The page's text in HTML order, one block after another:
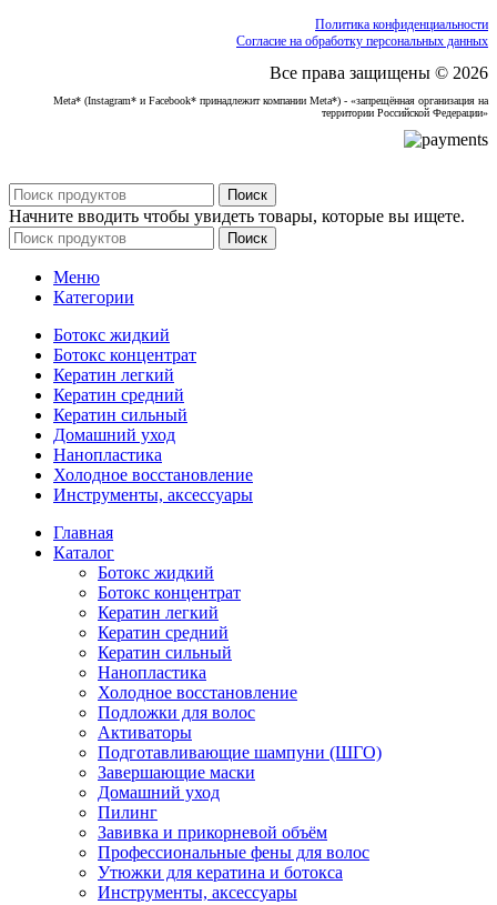
Политика конфиденциальности
Согласие на обработку персональных данных
Все права защищены © 2026
Meta* (Instagram* и Facebook* принадлежит компании Meta*) - «запрещённая организация на
территории Российской Федерации»
Поиск
Начните вводить чтобы увидеть товары, которые вы ищете.
Поиск
Меню
Категории
Ботокс жидкий
Ботокс концентрат
Кератин легкий
Кератин средний
Кератин сильный
Домашний уход
Нанопластика
Холодное восстановление
Инструменты, аксессуары
Главная
Каталог
Ботокс жидкий
Ботокс концентрат
Кератин легкий
Кератин средний
Кератин сильный
Нанопластика
Холодное восстановление
Подложки для волос
Активаторы
Подготавливающие шампуни (ШГО)
Завершающие маски
Домашний уход
Пилинг
Завивка и прикорневой объём
Профессиональные фены для волос
Утюжки для кератина и ботокса
Инструменты, аксессуары